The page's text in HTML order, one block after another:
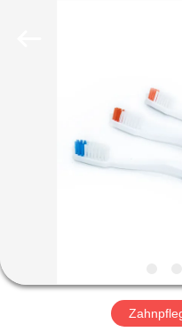
PRODUKTE
ÜBER
UNS